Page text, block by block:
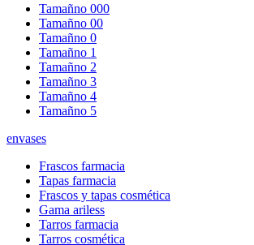
Tamañno 000
Tamañno 00
Tamañno 0
Tamañno 1
Tamañno 2
Tamañno 3
Tamañno 4
Tamañno 5
envases
Frascos farmacia
Tapas farmacia
Frascos y tapas cosmética
Gama ariless
Tarros farmacia
Tarros cosmética